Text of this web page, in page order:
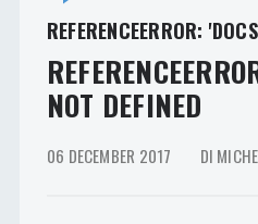
REFERENCEERROR:
NOT DEFINED
06 DECEMBER 2017 DI